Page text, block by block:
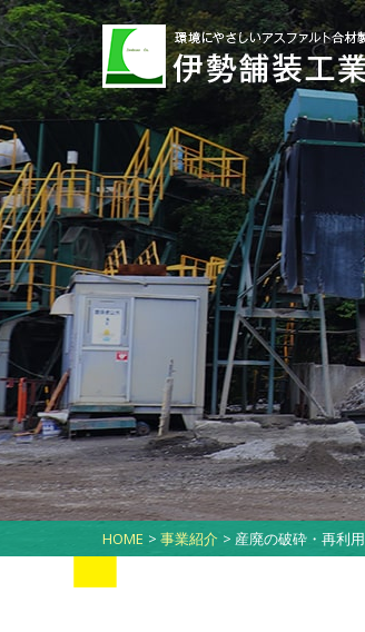
HOME 事業紹介 産廃の破砕・再利用